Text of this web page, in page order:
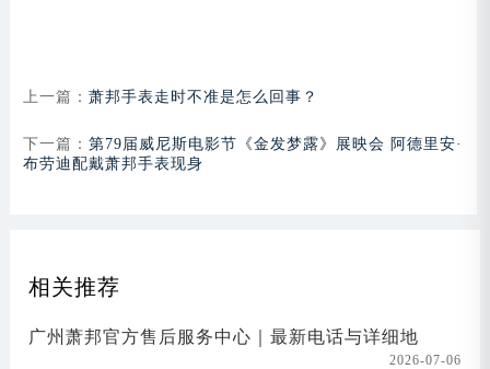
上一篇： 萧邦手表走时不准是怎么回事？
下一篇： 第79届威尼斯电影节《金发梦露》展映会 阿德里安·
布劳迪配戴萧邦手表现身
相关推荐
广州萧邦官方售后服务中心｜最新电话与详细地
2026-07-06